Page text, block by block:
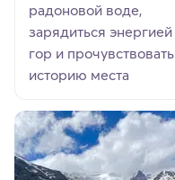
радоновой воде,
зарядиться энергией
гор и прочувствовать
историю места